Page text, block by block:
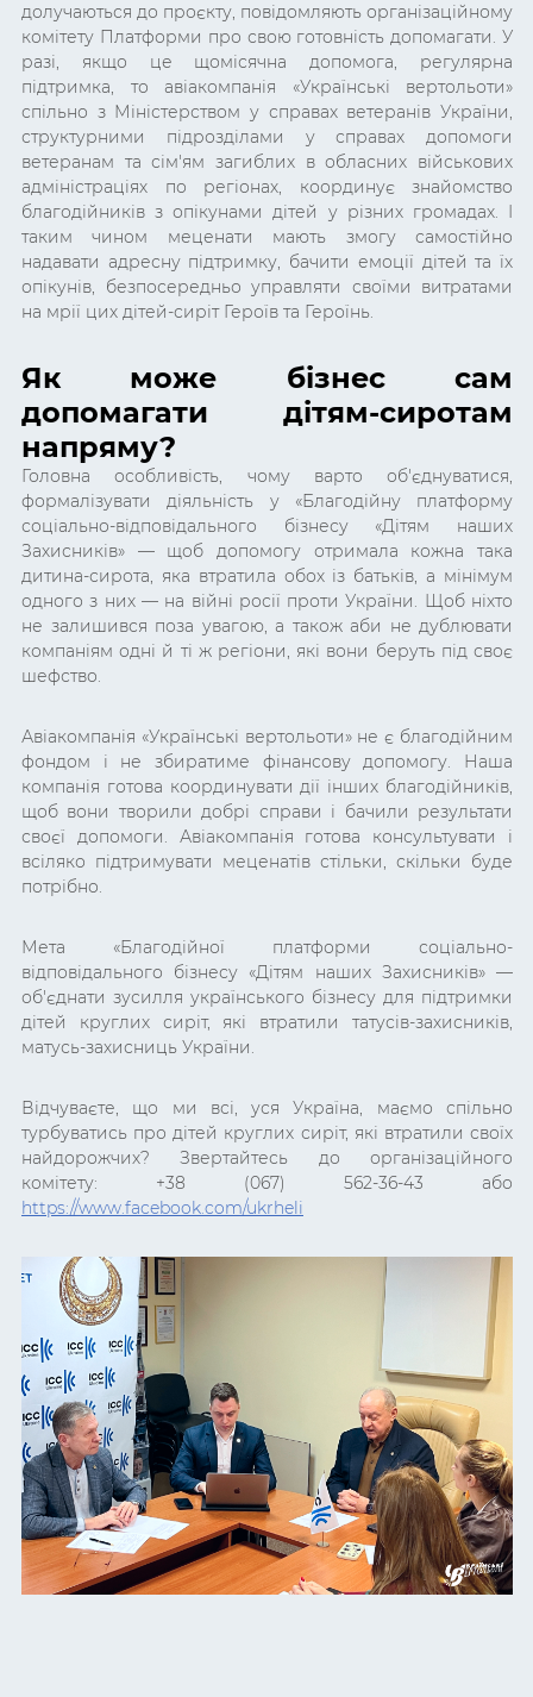
долучаються до проєкту, повідомляють організаційному
комітету Платформи про свою готовність допомагати. У
разі, якщо це щомісячна допомога, регулярна
підтримка, то авіакомпанія «Українські вертольоти»
спільно з Міністерством у справах ветеранів України,
структурними підрозділами у справах допомоги
ветеранам та сім'ям загиблих в обласних військових
адміністраціях по регіонах, координує знайомство
благодійників з опікунами дітей у різних громадах. І
таким чином меценати мають змогу самостійно
надавати адресну підтримку, бачити емоції дітей та їх
опікунів, безпосередньо управляти своїми витратами
на мрії цих дітей-сиріт Героїв та Героїнь.
Як може бізнес сам
допомагати дітям-сиротам
напряму?
Головна особливість, чому варто об'єднуватися,
формалізувати діяльність у «Благодійну платформу
соціально-відповідального бізнесу «Дітям наших
Захисників» — щоб допомогу отримала кожна така
дитина-сирота, яка втратила обох із батьків, а мінімум
одного з них — на війні росії проти України. Щоб ніхто
не залишився поза увагою, а також аби не дублювати
компаніям одні й ті ж регіони, які вони беруть під своє
шефство.
Авіакомпанія «Українські вертольоти» не є благодійним
фондом і не збиратиме фінансову допомогу. Наша
компанія готова координувати дії інших благодійників,
щоб вони творили добрі справи і бачили результати
своєї допомоги. Авіакомпанія готова консультувати і
всіляко підтримувати меценатів стільки, скільки буде
потрібно.
Мета «Благодійної платформи соціально-
відповідального бізнесу «Дітям наших Захисників»—
об'єднати зусилля українського бізнесу для підтримки
дітей круглих сиріт, які втратили татусів-захисників,
матусь-захисниць України.
Відчуваєте, що ми всі, уся Україна, маємо спільно
турбуватись про дітей круглих сиріт, які втратили своїх
найдорожчих? Звертайтесь до організаційного
комітету: +38 (067) 562-36-43 або
https://www.facebook.com/ukrheli